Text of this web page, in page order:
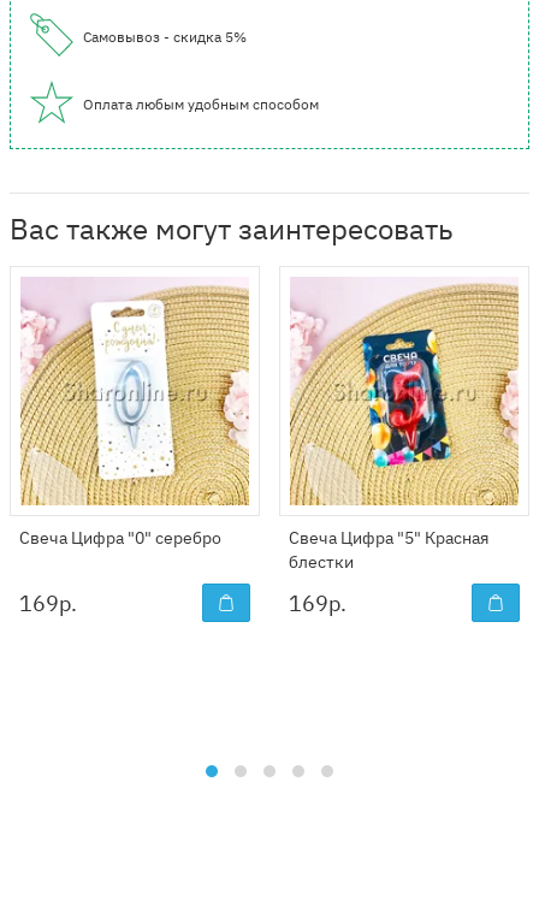
Самовывоз - скидка 5%
Оплата любым удобным способом
Вас также могут заинтересовать
Свеча Цифра "0" серебро
169р.
Свеча Цифра "5" Красная
блестки
169р.